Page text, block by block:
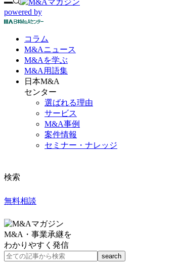
powered by
コラム
M&Aニュース
M&Aを学ぶ
M&A 用語集
日本M&A
センター
選ばれる理由
サービス
M&A事例
案件情報
セミナー・ナレッジ
検索
無料相談
M&A・事業承継を
わかりやすく発信